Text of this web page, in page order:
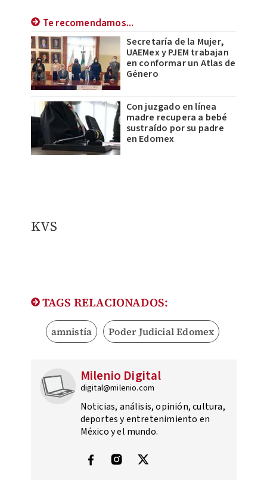
Te recomendamos...
Secretaría de la Mujer,
UAEMex y PJEM trabajan
en conformar un Atlas de
Género
Con juzgado en línea
madre recupera a bebé
sustraído por su padre
en Edomex
KVS
TAGS RELACIONADOS:
amnistía Poder Judicial Edomex
Milenio Digital
digital@milenio.com
Noticias, análisis, opinión, cultura,
deportes y entretenimiento en
México y el mundo.